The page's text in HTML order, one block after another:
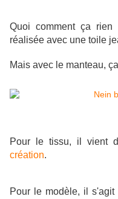
Quoi comment ça
réalisée avec une toile
Mais avec le manteau,
Pour le tissu, il vient
création.
Pour le modèle, il